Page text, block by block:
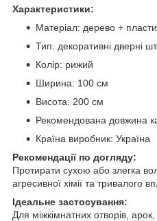
Характеристики:
Матеріал: дерево +
Тип: декоративні дверні
Колір: рижий
Ширина: 100 см
Висота: 200 см
Рекомендована довжина
Країна виробник: Україна
Рекомендації по догляду:
Протирати сухою або злегка
агресивної хімії та тривалого
Ідеальне застосування:
Для міжкімнатних отворів, арок,